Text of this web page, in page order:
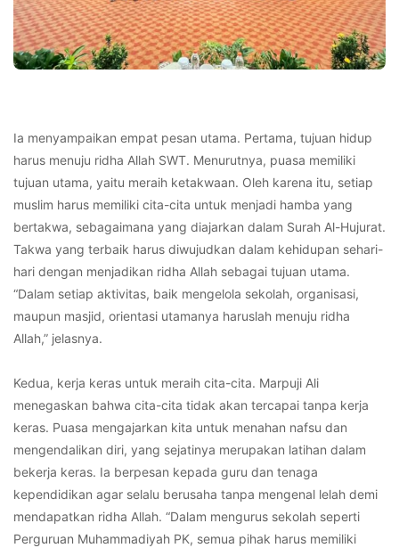
Ia menyampaikan empat pesan utama. Pertama, tujuan hidup
harus menuju ridha Allah SWT. Menurutnya, puasa memiliki
tujuan utama, yaitu meraih ketakwaan. Oleh karena itu, setiap
muslim harus memiliki cita-cita untuk menjadi hamba yang
bertakwa, sebagaimana yang diajarkan dalam Surah Al-Hujurat.
Takwa yang terbaik harus diwujudkan dalam kehidupan sehari-
hari dengan menjadikan ridha Allah sebagai tujuan utama.
“Dalam setiap aktivitas, baik mengelola sekolah, organisasi,
maupun masjid, orientasi utamanya haruslah menuju ridha
Allah,” jelasnya.
Kedua, kerja keras untuk meraih cita-cita. Marpuji Ali
menegaskan bahwa cita-cita tidak akan tercapai tanpa kerja
keras. Puasa mengajarkan kita untuk menahan nafsu dan
mengendalikan diri, yang sejatinya merupakan latihan dalam
bekerja keras. Ia berpesan kepada guru dan tenaga
kependidikan agar selalu berusaha tanpa mengenal lelah demi
mendapatkan ridha Allah. “Dalam mengurus sekolah seperti
Perguruan Muhammadiyah PK, semua pihak harus memiliki